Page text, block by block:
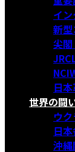
イ
新
尖
日
世界の闘
ウ
日
沖